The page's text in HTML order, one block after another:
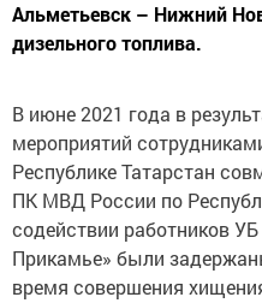
Альметьевск – Нижний
дизельного топлива.
В июне 2021 года в
меpoприятий
Республике Татарстан
ПК МВД России по
содействии работников
Пpикамье» были
время совершения